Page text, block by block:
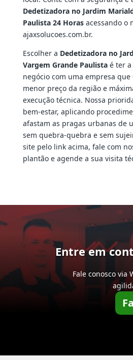
Dedetizadora no Jardim
Paulista 24 Horasacessando o
ajaxsolucoes.com.br.
Escolher a Dedetizadora no
Vargem Grande Paulistaé ter a
negócio com uma empresa
menor preço da região e
execução técnica. Nossa
bem-estar, aplicando
afastam as pragas urbanas de
sem quebra-quebra e sem
site pelo link acima, fale com
plantão e agende a sua visita
Entre em
Fale conosco via